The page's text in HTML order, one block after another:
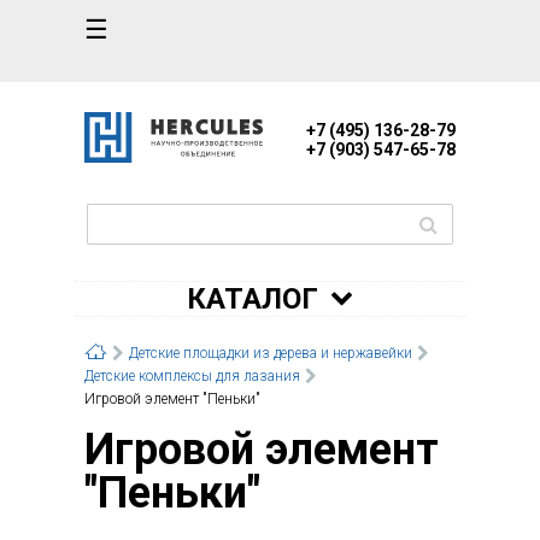
☰
+7 (495) 136-28-79
+7 (903) 547-65-78
КАТАЛОГ
Детские площадки из дерева и нержавейки
Детские комплексы для лазания
Игровой элемент "Пеньки"
Игровой элемент
"Пеньки"